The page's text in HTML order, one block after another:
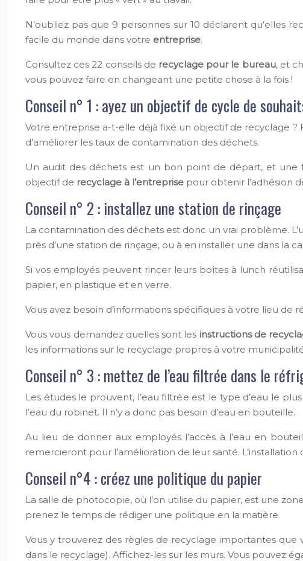
N’oubliez pas que 9 personnes sur 10 déclarent qu’elles
facile du monde dans votre entreprise.
Consultez ces 22 conseils de recyclage pour le bureau, et
vous pouvez faire en changeant une petite chose à la fois !
Conseil n° 1 : ayez un objectif de cycle de
Votre entreprise a-t-elle déjà fixé un objectif de recyclage
d’améliorer les taux de contamination des déchets.
Un audit des déchets est un bon point de départ, et une
objectif de recyclage à l’entreprise pour obtenir l’adhésion
Conseil n° 2 : installez une station de rinçage
La contamination des déchets est donc un vrai problème.
près d’une station de rinçage, ou à en installer une dans la
Si vos employés peuvent rincer leurs boîtes à lunch
papier, en plastique et en verre.
Vous avez besoin d’informations spécifiques à votre lieu de
Vous vous demandez quelles sont les instructions de
les informations sur le recyclage propres à votre
Conseil n° 3 : mettez de l’eau filtrée dans le
Les études le prouvent, l’eau filtrée est le type d’eau le
l’eau du robinet. Il n’y a donc pas besoin d’eau en bouteille.
Au lieu de donner aux employés l’accès à l’eau en
remercieront pour l’amélioration de leur santé. L’installation
Conseil n°4 : créez une politique du papier
La salle de photocopie, où l’on utilise du papier, est une
prenez le temps de rédiger une politique en la matière.
Vous y trouverez des règles de recyclage importantes
dans le recyclage). Affichez-les sur les murs. Vous pouvez